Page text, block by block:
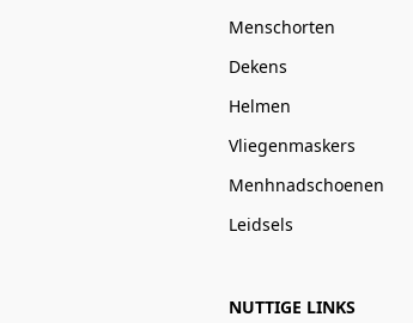
Menschorten
Dekens
Helmen
Vliegenmaskers
Menhnadschoenen
Leidsels
NUTTIGE LINKS